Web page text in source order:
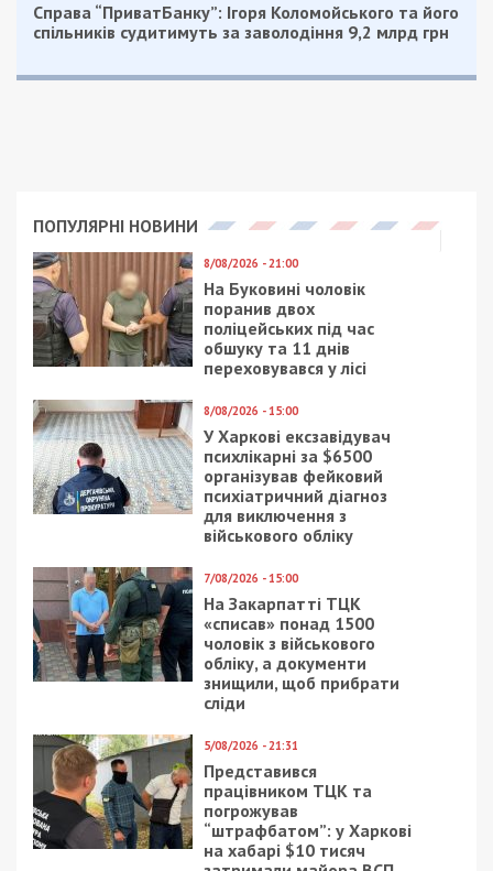
Найбільший досвід у наданні освітніх послуг у
цьому напрямку наразі є у Дніпровського
державного медичного університету. У минулому
році на бюджет за спеціальністю «Терапія та
реабілітація» сюди потрапили ті, хто мав
принаймні 170,8 конкурсних бала. Для
контрактного навчання було достатньо 137
балів. Ліцензійний обсяг становив 40 осіб,
держзамовлення – 10. А в цьому році цифри
суттєво збільшились. Тепер медуніверситет
зможе навчати за цією спеціальністю 80 осіб,
причому 70 з них – безплатно. Тобто обсяг
держзамовлення зріс у 7 разів!